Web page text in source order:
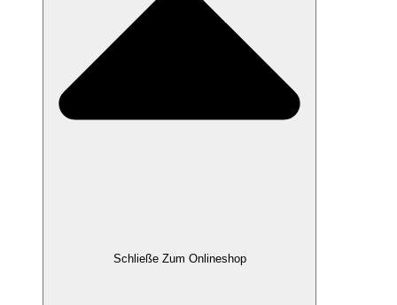
Schließe Zum Onlineshop